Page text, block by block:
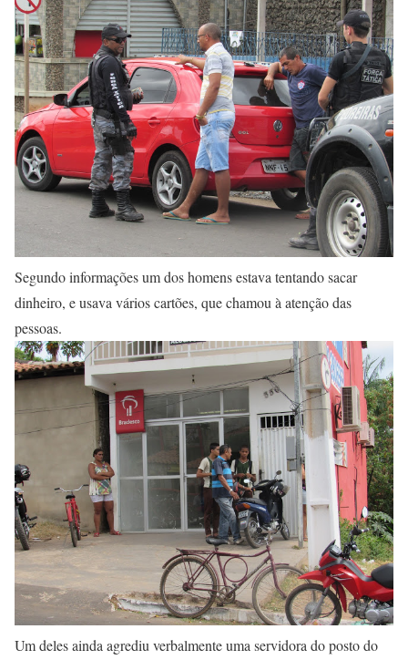
Segundo informações um dos homens estava tentando sacar
dinheiro, e usava vários cartões, que chamou à atenção das
pessoas.
Um deles ainda agrediu verbalmente uma servidora do posto do